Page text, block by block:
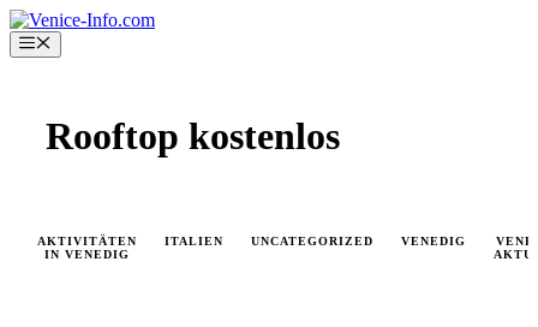
Skip
to
content
Menu
Rooftop kostenlos
AKTIVITÄTEN
IN VENEDIG
ITALIEN UNCATEGORIZED VENEDIG